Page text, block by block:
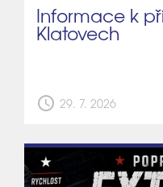
Informace k
Klatovech
schedule 29. 7. 2026